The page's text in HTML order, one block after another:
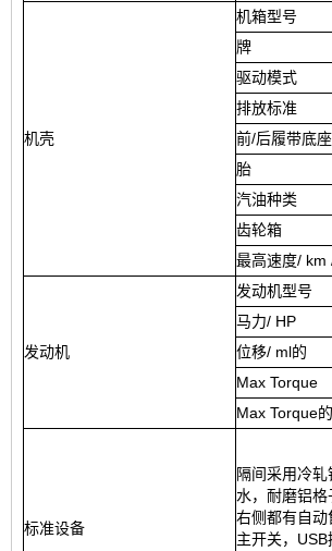
机壳
机箱型号
牌
驱动模式
排放标准
前/后履带底座
胎
汽油种类
齿轮箱
最高速度/ km
发动机
发动机型号
马力/ HP
位移/ ml的
Max Torque
Max Torque
标准设备
隔间采用冷
水，耐磨铝
右侧都有自
主开关，